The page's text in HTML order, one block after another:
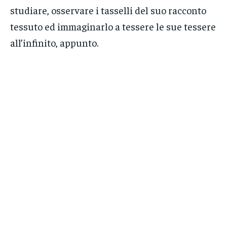
studiare, osservare i tasselli del suo racconto
tessuto ed immaginarlo a tessere le sue tessere
all’infinito, appunto.